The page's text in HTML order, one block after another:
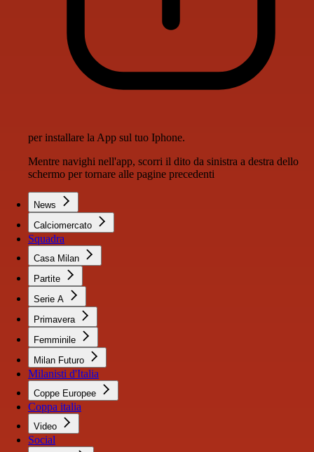
per installare la App sul tuo Iphone.
Mentre navighi nell'app, scorri il dito da sinistra a destra dello
schermo per tornare alle pagine precedenti
News
Calciomercato
Squadra
Casa Milan
Partite
Serie A
Primavera
Femminile
Milan Futuro
Milanisti d'Italia
Coppe Europee
Coppa italia
Video
Social